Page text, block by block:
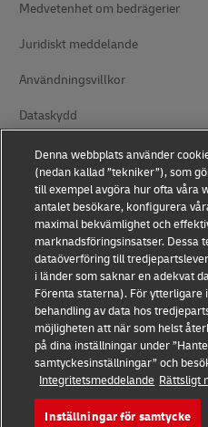
Medvetenhet om bedrägerier
Juridiskt meddelande
Användningsvillkor
Dataskydd
Tillgänglighet
Ytterligare information
Cookieinställningar
Följ oss
2026 © - all
Denna webbplats använder
(nedan kallad ”tekniker”), som
till exempel avgöra hur ofta våra
antalet besökare, konfigurera
maximal bekvämlighet och
marknadsföringsinsatser. Dessa
dataöverföring till
i länder som saknar en adekvat
Förenta staterna). För ytterligare
behandling av data hos
möjligheten att när som helst
på dina inställningar under
samtyckesinställningar” och
Integritetsmeddelande Rättsligt
Inställningar för samtycke